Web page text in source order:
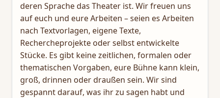
deren Sprache das Theater ist. Wir freuen uns
auf euch und eure Arbeiten – seien es Arbeiten
nach Textvorlagen, eigene Texte,
Rechercheprojekte oder selbst entwickelte
Stücke. Es gibt keine zeitlichen, formalen oder
thematischen Vorgaben, eure Bühne kann klein,
groß, drinnen oder draußen sein. Wir sind
gespannt darauf, was ihr zu sagen habt und